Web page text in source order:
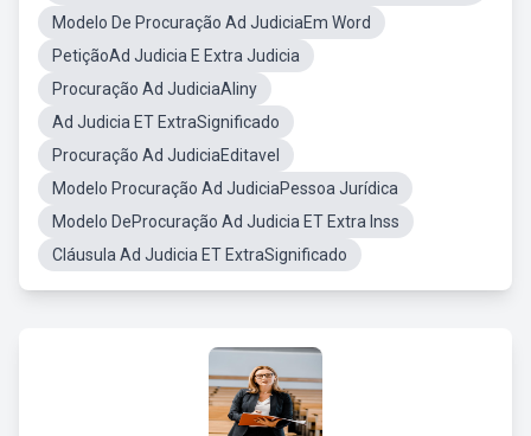
Modelo De Procuração Ad JudiciaEm Word
PetiçãoAd Judicia E Extra Judicia
Procuração Ad JudiciaAliny
Ad Judicia ET ExtraSignificado
Procuração Ad JudiciaEditavel
Modelo Procuração Ad JudiciaPessoa Jurídica
Modelo DeProcuração Ad Judicia ET Extra Inss
Cláusula Ad Judicia ET ExtraSignificado